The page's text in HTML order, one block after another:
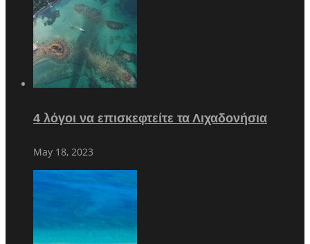
4 λόγοι να επισκεφτείτε τα Λιχαδονήσια
May 18, 2023